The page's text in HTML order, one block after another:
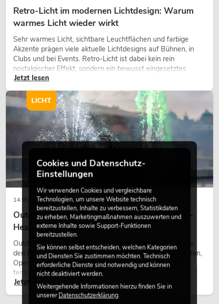
Retro-Licht im modernen Lichtdesign: Warum
warmes Licht wieder wirkt
Sehr warmes Licht, sichtbare Leuchtflächen und farbige
Akzente prägen viele aktuelle Lichtdesigns auf Bühnen, in
Clubs und bei Events. Retro-Licht ist dabei kein rein
nostalgischer Effekt, sondern ein bewusst eingesetztes
Gestaltungsmittel: Es schafft Atmosphäre, gibt Szenen
wirken lassen.
Jetzt lesen
14.05.2026
Outdoor Moving-Heads: Wetterfeste Moving-
Heads bei Events
Outdoor Moving-Heads sind bewegliche Scheinwerfer für
den Einsatz im Freien. Sie werden bei Festivals, Stadtfesten,
Open-Air-Konzerten, Architekturinszenierungen und
temporären Außeninstallationen eingesetzt.
Jetzt lesen
LICHT
Cookies und Datenschutz-
Einstellungen
Wir verwenden Cookies und vergleichbare
Technologien, um unsere Website technisch
bereitzustellen, Inhalte zu verbessern, Statistikdaten
zu erheben, Marketingmaßnahmen auszuwerten und
externe Inhalte sowie Support-Funktionen
bereitzustellen.
Sie können selbst entscheiden, welchen Kategorien
und Diensten Sie zustimmen möchten. Technisch
erforderliche Dienste sind notwendig und können
nicht deaktiviert werden.
Weitergehende Informationen hierzu finden Sie in
unsererDatenschutzerklärung.